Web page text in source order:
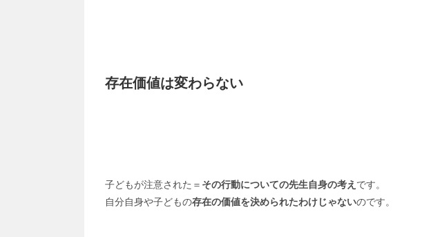
存在価値は変わらない
子どもが注意された＝ その行動についての先生自身の考え です。
自分自身や子どもの存在の価値を決められたわけじゃないのです。